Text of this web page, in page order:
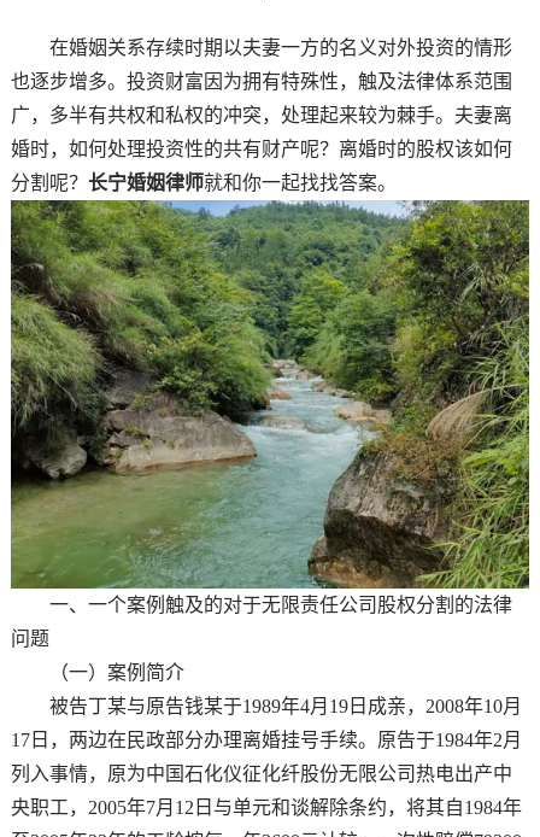
在婚姻关系存续时期以夫妻一方的名义对外投资的情形
也逐步增多。投资财富因为拥有特殊性，触及法律体系范围
广，多半有共权和私权的冲突，处理起来较为棘手。夫妻离
婚时，如何处理投资性的共有财产呢？离婚时的股权该如何
分割呢？ 长宁婚姻律师就和你一起找找答案。
一、一个案例触及的对于无限责任公司股权分割的法律
问题
（一）案例简介
被告丁某与原告钱某于1989年4月19日成亲，2008年10月
17日，两边在民政部分办理离婚挂号手续。原告于1984年2月
列入事情，原为中国石化仪征化纤股份无限公司热电出产中
央职工，2005年7月12日与单元和谈解除条约，将其自1984年